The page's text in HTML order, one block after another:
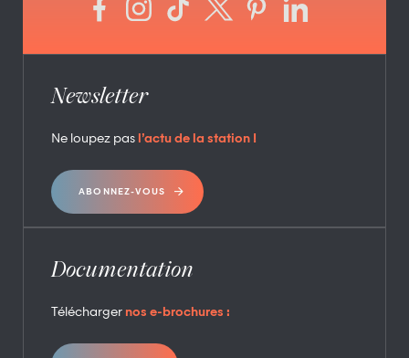
Newsletter
Ne loupez pas l’actu de la station !
ABONNEZ-VOUS
Documentation
Télécharger nos e-brochures :